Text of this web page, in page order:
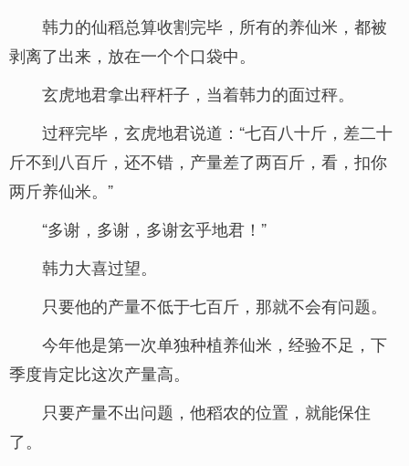
韩力的仙稻总算收割完毕，所有的养仙米，都被
剥离了出来，放在一个个口袋中。
玄虎地君拿出秤杆子，当着韩力的面过秤。
过秤完毕，玄虎地君说道：“七百八十斤，差二十
斤不到八百斤，还不错，产量差了两百斤，看，扣你
两斤养仙米。”
“多谢，多谢，多谢玄乎地君！”
韩力大喜过望。
只要他的产量不低于七百斤，那就不会有问题。
今年他是第一次单独种植养仙米，经验不足，下
季度肯定比这次产量高。
只要产量不出问题，他稻农的位置，就能保住
了。